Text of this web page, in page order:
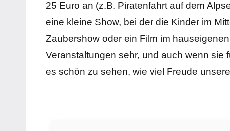
25 Euro an (z.B. Piratenfahrt auf dem
eine kleine Show, bei der die Kinder im
Zaubershow oder ein Film im
Veranstaltungen sehr, und auch wenn
es schön zu sehen, wie viel Freude